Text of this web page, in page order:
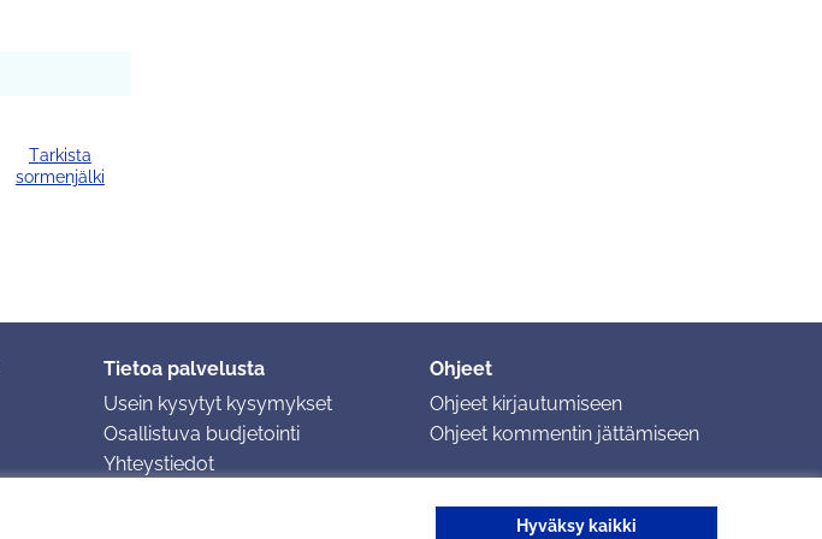
Hyväksy kaikki
Tarkista
sormenjälki
Tietoa palvelusta
Usein kysytyt kysymykset
Osallistuva budjetointi
Yhteystiedot
Ohjeet
Ohjeet kirjautumiseen
Ohjeet kommentin jättämiseen